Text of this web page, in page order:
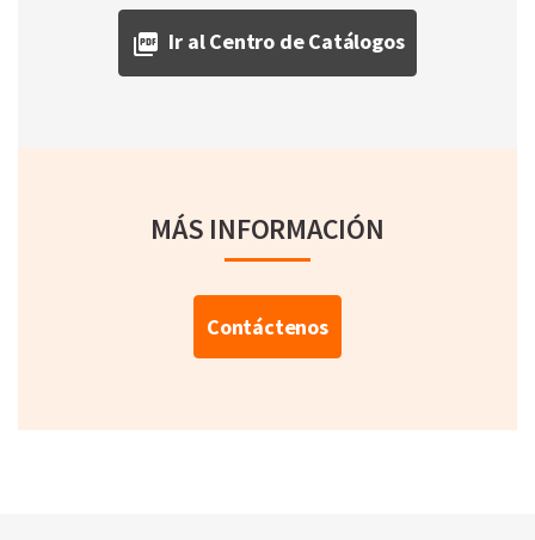
Ir al Centro de Catálogos
MÁS INFORMACIÓN
Contáctenos